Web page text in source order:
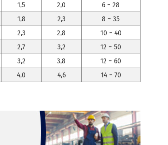
1,5 2,0
6 − 28
1,8 2,3
8 − 35
2,3 2,8
10 − 40
2,7 3,2
12 − 50
3,2 3,8
12 − 60
4,0 4,6 14 − 70